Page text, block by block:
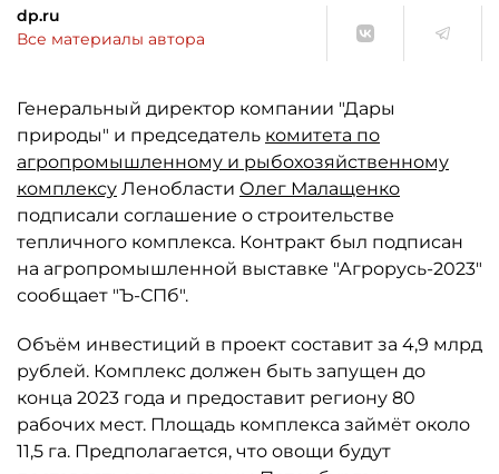
dp.ru
Все материалы автора
Генеральный директор компании "Дары
природы" и председатель комитета по
агропромышленному и рыбохозяйственному
комплексу Ленобласти Олег Малащенко
подписали соглашение о строительстве
тепличного комплекса. Контракт был подписан
на агропромышленной выставке "Агрорусь-2023"
сообщает "Ъ-СПб".
Объём инвестиций в проект составит за 4,9 млрд
рублей. Комплекс должен быть запущен до
конца 2023 года и предоставит региону 80
рабочих мест. Площадь комплекса займёт около
11,5 га. Предполагается, что овощи будут